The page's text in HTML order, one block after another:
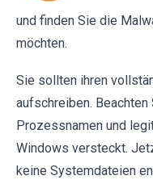
und finden Sie die
möchten.
Sie sollten ihren
aufschreiben.
Prozessnamen und
Windows versteckt.
keine Systemdateien